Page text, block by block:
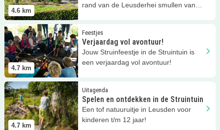
4.6 km
rand van de Leusderhei smullen van
4.7 km
Feestjes
Verjaardag vol avontuur!
Jouw Struinfeestje in de Struintuin is
een verjaardag vol avontuur!
Lees meer Verjaardag vol avontuur!
4.7 km
Uitagenda
Spelen en ontdekken in de Struintuin
Een tof natuuruitje in Leusden voor
kinderen t/m 12 jaar!
Lees meer Spelen en ontdekken in de Struintuin